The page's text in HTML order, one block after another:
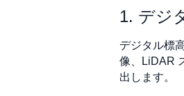
1. デジ
デジタル標
像、LiDAR
出します。